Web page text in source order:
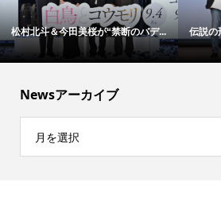
松村北斗＆今田美桜が“禁断のバデ... 伝説の
Newsアーカイブ
月を選択